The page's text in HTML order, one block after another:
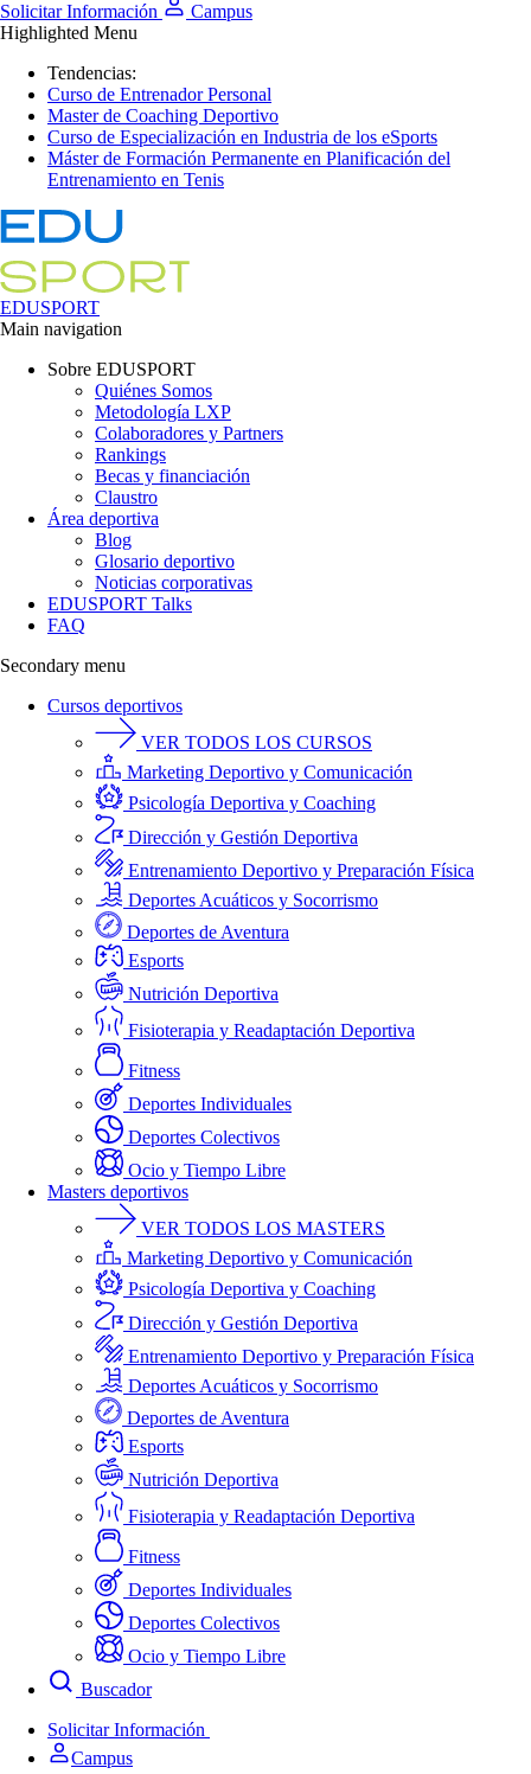
Solicitar Información
Campus
Highlighted Menu
Tendencias:
Curso de Entrenador Personal
Master de Coaching Deportivo
Curso de Especialización en Industria de los eSports
Máster de Formación Permanente en Planificación del
Entrenamiento en Tenis
EDUSPORT
Main navigation
Sobre EDUSPORT
Quiénes Somos
Metodología LXP
Colaboradores y Partners
Rankings
Becas y financiación
Claustro
Área deportiva
Blog
Glosario deportivo
Noticias corporativas
EDUSPORT Talks
FAQ
Secondary menu
Cursos deportivos
VER TODOS LOS CURSOS
Marketing Deportivo y Comunicación
Psicología Deportiva y Coaching
Dirección y Gestión Deportiva
Entrenamiento Deportivo y Preparación Física
Deportes Acuáticos y Socorrismo
Deportes de Aventura
Esports
Nutrición Deportiva
Fisioterapia y Readaptación Deportiva
Fitness
Deportes Individuales
Deportes Colectivos
Ocio y Tiempo Libre
Masters deportivos
VER TODOS LOS MASTERS
Marketing Deportivo y Comunicación
Psicología Deportiva y Coaching
Dirección y Gestión Deportiva
Entrenamiento Deportivo y Preparación Física
Deportes Acuáticos y Socorrismo
Deportes de Aventura
Esports
Nutrición Deportiva
Fisioterapia y Readaptación Deportiva
Fitness
Deportes Individuales
Deportes Colectivos
Ocio y Tiempo Libre
Buscador
Solicitar Información
Campus